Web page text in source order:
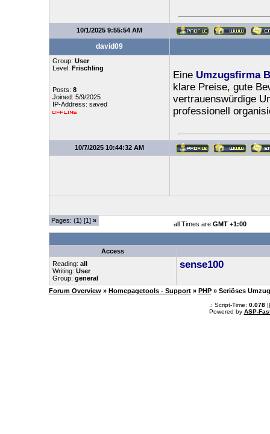
10/1/2025 9:55:54 AM
david09
Group: User
Level: Frischling
Posts: 8
Joined: 5/9/2025
IP-Address: saved
Eine Umzugsfirma
klare Preise, gute
vertrauenswürdige
professionell
10/7/2025 10:44:32 AM
Pages: (1) [1] » all Times are GMT +1:00
Access
Reading: all
Writing: User
Group: general
sense100
Forum Overview » Homepagetools - Support » PHP » Seriöses
.: Script-Time: 0.078||
Powered by ASP-